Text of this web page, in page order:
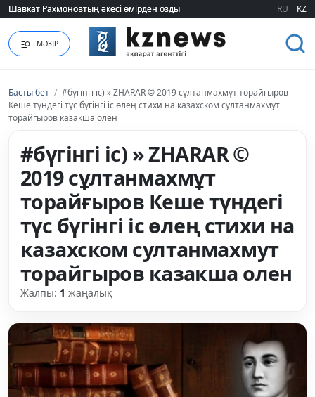
Шавкат Рахмоновтың әкесі өмірден озды
Шавкат Рахмоновтың әкесі өмірден озды RU KZ
МӘЗІР
Басты бет / #бүгінгі іс) » ZHARAR © 2019 сұлтанмахмұт торайғыров
Кеше түндегі түс бүгінгі іс өлең стихи на казахском султанмахмут
торайгыров казакша олен
#бүгінгі іс) » ZHARAR ©
2019 сұлтанмахмұт
торайғыров Кеше түндегі
түс бүгінгі іс өлең стихи на
казахском султанмахмут
торайгыров казакша олен
Жалпы: 1 жаңалық